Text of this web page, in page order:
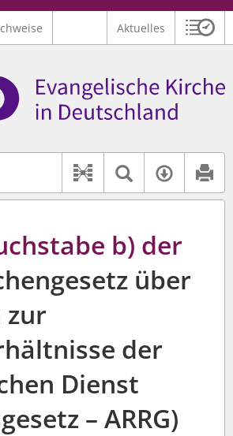
Aktuelles
oder "Pfarrerausschuss".
Dokument-
Textsuche
b) der
über
zur
der
Dienst
– ARRG)